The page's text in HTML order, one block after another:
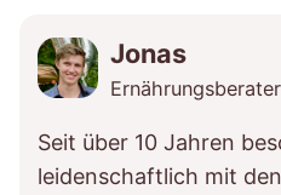
Jonas
Ernährungsberater
Seit über 10 Jahren
leidenschaftlich mit